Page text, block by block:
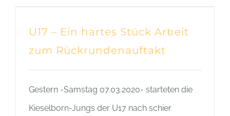
U17 – Ein hartes Stück Arbeit
zum Rückrundenauftakt
Gestern -Samstag 07.03.2020- starteten die
Kieselborn-Jungs der U17 nach schier